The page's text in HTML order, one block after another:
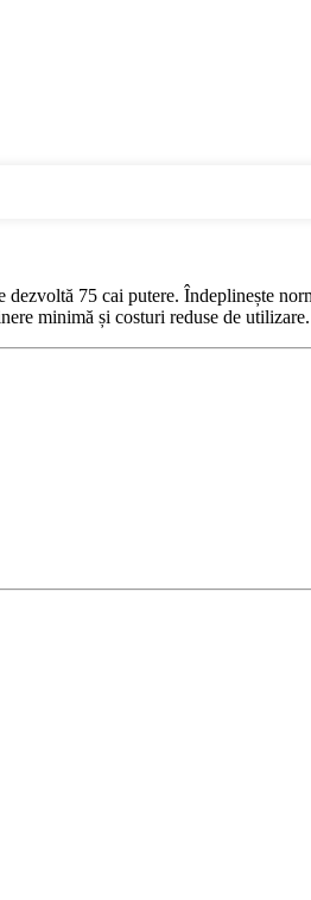
75 cai putere. Îndeplinește
minimă și costuri reduse de utilizare.